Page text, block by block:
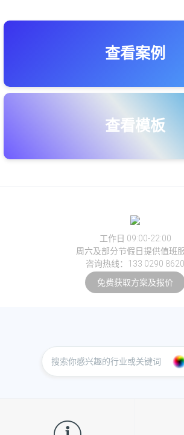
查看案例
查看模板
工作日 09:00-22:00
周六及部分节假日提供值班
咨询热线：133 0290 8620
免费获取方案及报价